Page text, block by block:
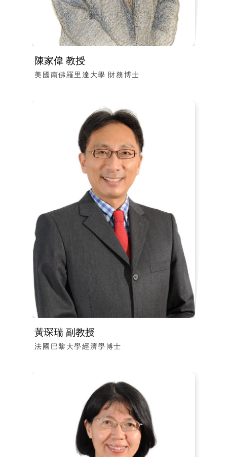
陳家偉 教授
美國南佛羅里達大學 財務博士
黃琛瑞 副教授
法國巴黎大學經濟學博士